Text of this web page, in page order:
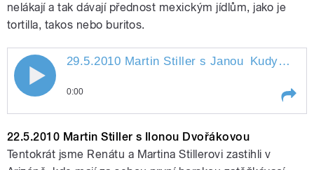
nelákají a tak dávají přednost mexickým jídlům, jako je
tortilla, takos nebo buritos.
29.5.2010 Martin Stiller s Janou
Kudyvejsovou
29.5.2010 Martin Stiller s Janou Kudyvejsovou
0:00
Janou
22.5.2010 Martin Stiller s Ilonou Dvořákovou
Tentokrát jsme Renátu a Martina Stillerovi zastihli v